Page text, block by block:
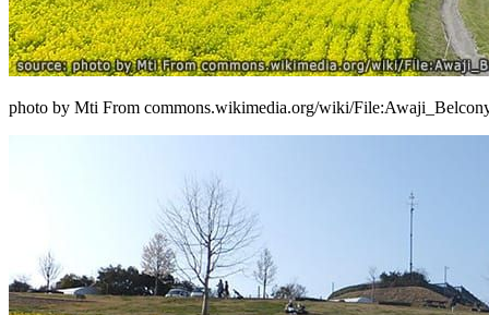
photo by Mti From commons.wikimedia.org/wiki/